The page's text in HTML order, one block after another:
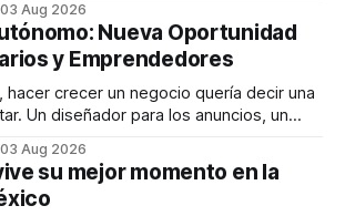
suele estar en otro lugar. Durante
el podcast SER PRO, el especialista en
que
03 Aug 2026
Nueva Oportunidad
y Emprendedores
hacer crecer un negocio quería decir una
Un diseñador para los anuncios, un
que supiera de publicidad digital
un vendedor para atender
y —con suerte— una persona
03 Aug 2026
su mejor momento en la